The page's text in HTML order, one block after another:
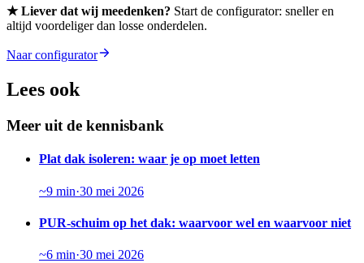
★ Liever dat wij meedenken? Start de configurator: sneller en
altijd voordeliger dan losse onderdelen.
Naar configurator
Lees ook
Meer uit de kennisbank
Plat dak isoleren: waar je op moet letten
~9 min·30 mei 2026
PUR-schuim op het dak: waarvoor wel en waarvoor niet
~6 min·30 mei 2026